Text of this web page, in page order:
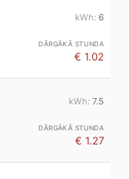
6
€ 1.02
7.5
€ 1.27